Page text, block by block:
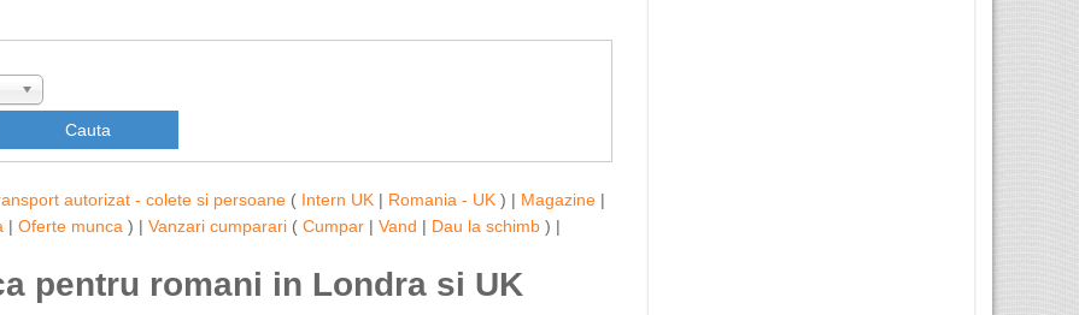
autorizat - colete si persoane ( Intern UK | Romania - UK ) | Magazine |
| Oferte munca ) | Vanzari cumparari ( Cumpar | Vand | Dau la schimb ) |
pentru romani in Londra si UK